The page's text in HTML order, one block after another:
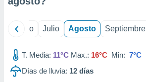
mediante
publicidad
Junio Julio Agosto Septiembre
T. Media: 11°C Max.: 16°C Min: 7°C
Días de lluvia: 12 días